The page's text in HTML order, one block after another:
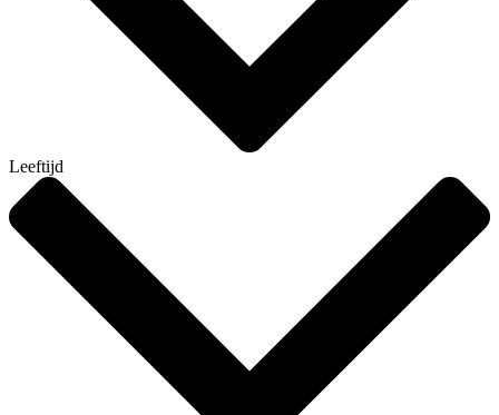
Leeftijd